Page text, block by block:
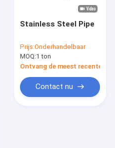
Stainless Steel Pipe
Prijs:Onderhandelbaar
MOQ:1 ton
Ontvang de meest recente
Contact nu